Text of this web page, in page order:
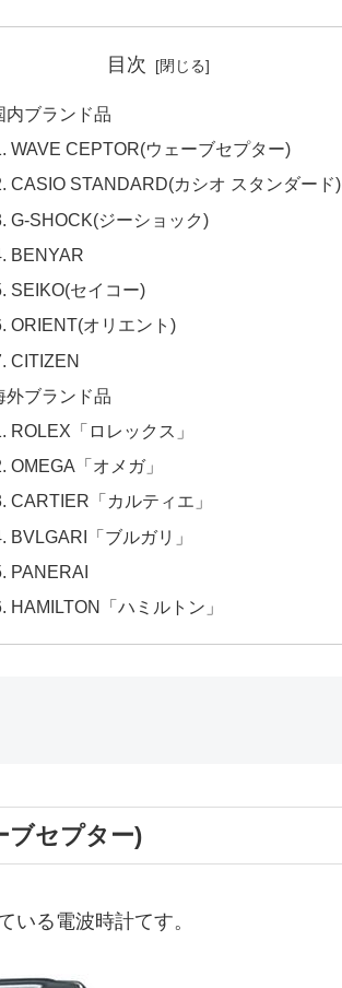
目次
内ブランド品
WAVE CEPTOR(ウェーブセプター)
CASIO STANDARD(カシオ スタンダード)
G-SHOCK(ジーショック)
BENYAR
SEIKO(セイコー)
ORIENT(オリエント)
CITIZEN
外ブランド品
ROLEX「ロレックス」
OMEGA「オメガ」
CARTIER「カルティエ」
BVLGARI「ブルガリ」
PANERAI
HAMILTON「ハミルトン」
ブセプター)
いる電波時計てす。